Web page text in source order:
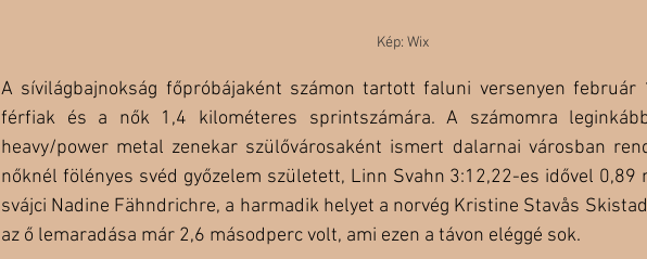
Kép: Wix
A sívilágbajnokság főpróbájaként számon tartott faluni versenyen
férfiak és a nők 1,4 kilométeres sprintszámára. A számomra
heavy/power metal zenekar szülővárosaként ismert dalarnai városban
nőknél fölényes svéd győzelem született, Linn Svahn 3:12,22-es idővel 0,89
svájci Nadine Fähndrichre, a harmadik helyet a norvég Kristine Stavås
az ő lemaradása már 2,6 másodperc volt, ami ezen a távon eléggé sok.